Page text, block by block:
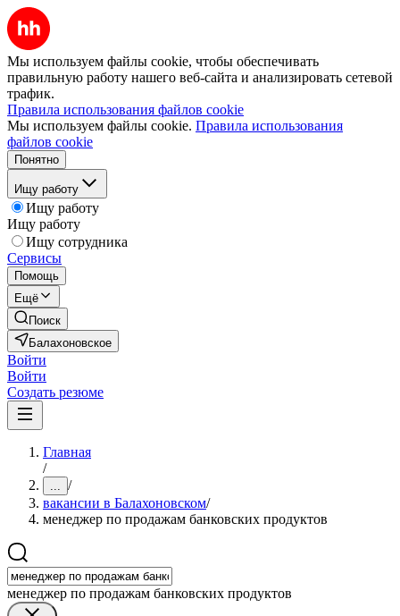
Мы используем файлы cookie, чтобы обеспечивать
правильную работу нашего веб-сайта и анализировать сетевой
трафик.
Правила использования файлов cookie
Мы используем файлы cookie. Правила использования
файлов cookie
Понятно
Ищу работу
Ищу работу
Ищу работу
Ищу сотрудника
Сервисы
Помощь
Ещё
Поиск
Балахоновское
Войти
Войти
Создать резюме
Главная
/
... /
вакансии в Балахоновском/
менеджер по продажам банковских продуктов
менеджер по продажам банковских продуктов